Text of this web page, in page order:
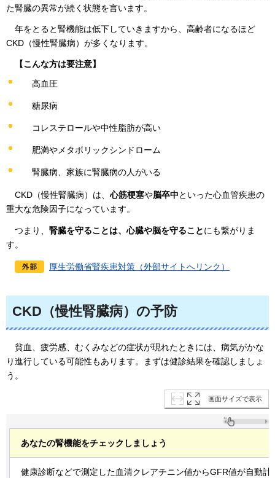
た腎臓の異常が続く状態を言います。
年をとると腎機能は低下していきますから、高齢者になるほど
CKD（慢性腎臓病）が多くなります。
【こんな方は要注意】
高血圧
糖尿病
コレステロールや中性脂肪が高い
肥満やメタボリックシンドローム
腎臓病、家族に腎臓病の人がいる
CKD（慢性腎臓病）は、 心筋梗塞や脳卒中といった心血管疾患の
重大な危険因子になっています。
つまり、 腎臓を守ることは、心臓や脳を守ることにも繋がりま
す。
厚生労働省腎疾患対策（外部サイトへリンク）
CKD（慢性腎臓病）の予防
貧血、疲労感、むくみなどの症状が現れたときには、病気がかな
り進行している可能性もあります。まずは健診結果を確認しましょ
う。
画面サイズで表示
あなたの腎機能をチェックしましょう
健康診断などで測定した血清クレアチニン値からGFR値が自動計